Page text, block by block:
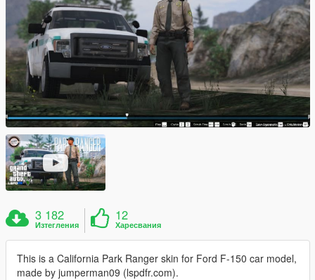
3 182
Изтегления
12
Харесвания
This is a California Park Ranger skin for Ford F-150 car model,
made by jumperman09 (lspdfr.com).